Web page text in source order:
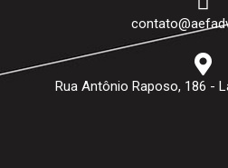
Rua Antônio Raposo, 186 -